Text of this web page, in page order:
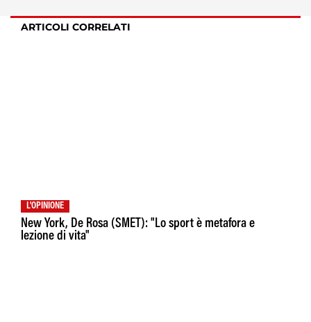
ARTICOLI CORRELATI
L'OPINIONE
New York, De Rosa (SMET): "Lo sport è metafora e
lezione di vita"